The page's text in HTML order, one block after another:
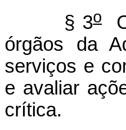
§ 3o
órgãos da
serviços e
e avaliar
crítica.